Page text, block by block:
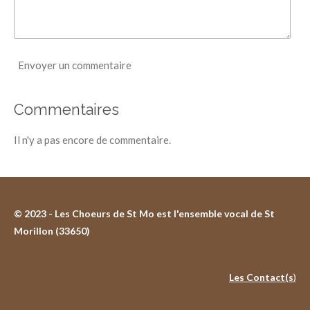
Envoyer un commentaire
Commentaires
Il n'y a pas encore de commentaire.
© 2023 - Les Choeurs de St Mo est l'ensemble vocal de St
Morillon (33650)
Les Contact(s)